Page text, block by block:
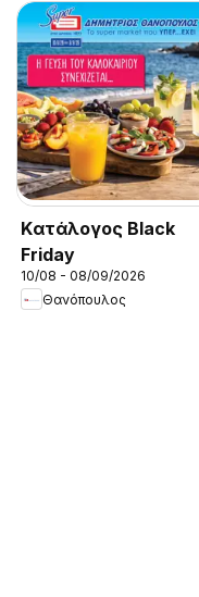
Kατάλογος Black
Friday
10/08 - 08/09/2026
Θανόπουλος